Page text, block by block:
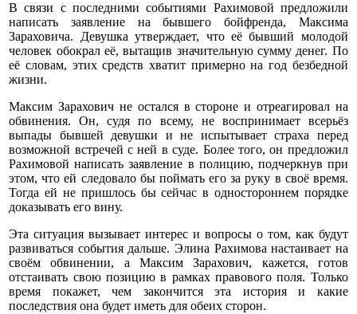
В связи с последними событиями Рахимовой предложили
написать заявление на бывшего бойфренда, Максима
Зараховича. Девушка утверждает, что её бывший молодой
человек обокрал её, вытащив значительную сумму денег. По
её словам, этих средств хватит примерно на год безбедной
жизни.
Максим Зарахович не остался в стороне и отреагировал на
обвинения. Он, судя по всему, не воспринимает всерьёз
выпады бывшей девушки и не испытывает страха перед
возможной встречей с ней в суде. Более того, он предложил
Рахимовой написать заявление в полицию, подчеркнув при
этом, что ей следовало бы поймать его за руку в своё время.
Тогда ей не пришлось бы сейчас в одностороннем порядке
доказывать его вину.
Эта ситуация вызывает интерес и вопросы о том, как будут
развиваться события дальше. Элина Рахимова настаивает на
своём обвинении, а Максим Зарахович, кажется, готов
отстаивать свою позицию в рамках правового поля. Только
время покажет, чем закончится эта история и какие
последствия она будет иметь для обеих сторон.